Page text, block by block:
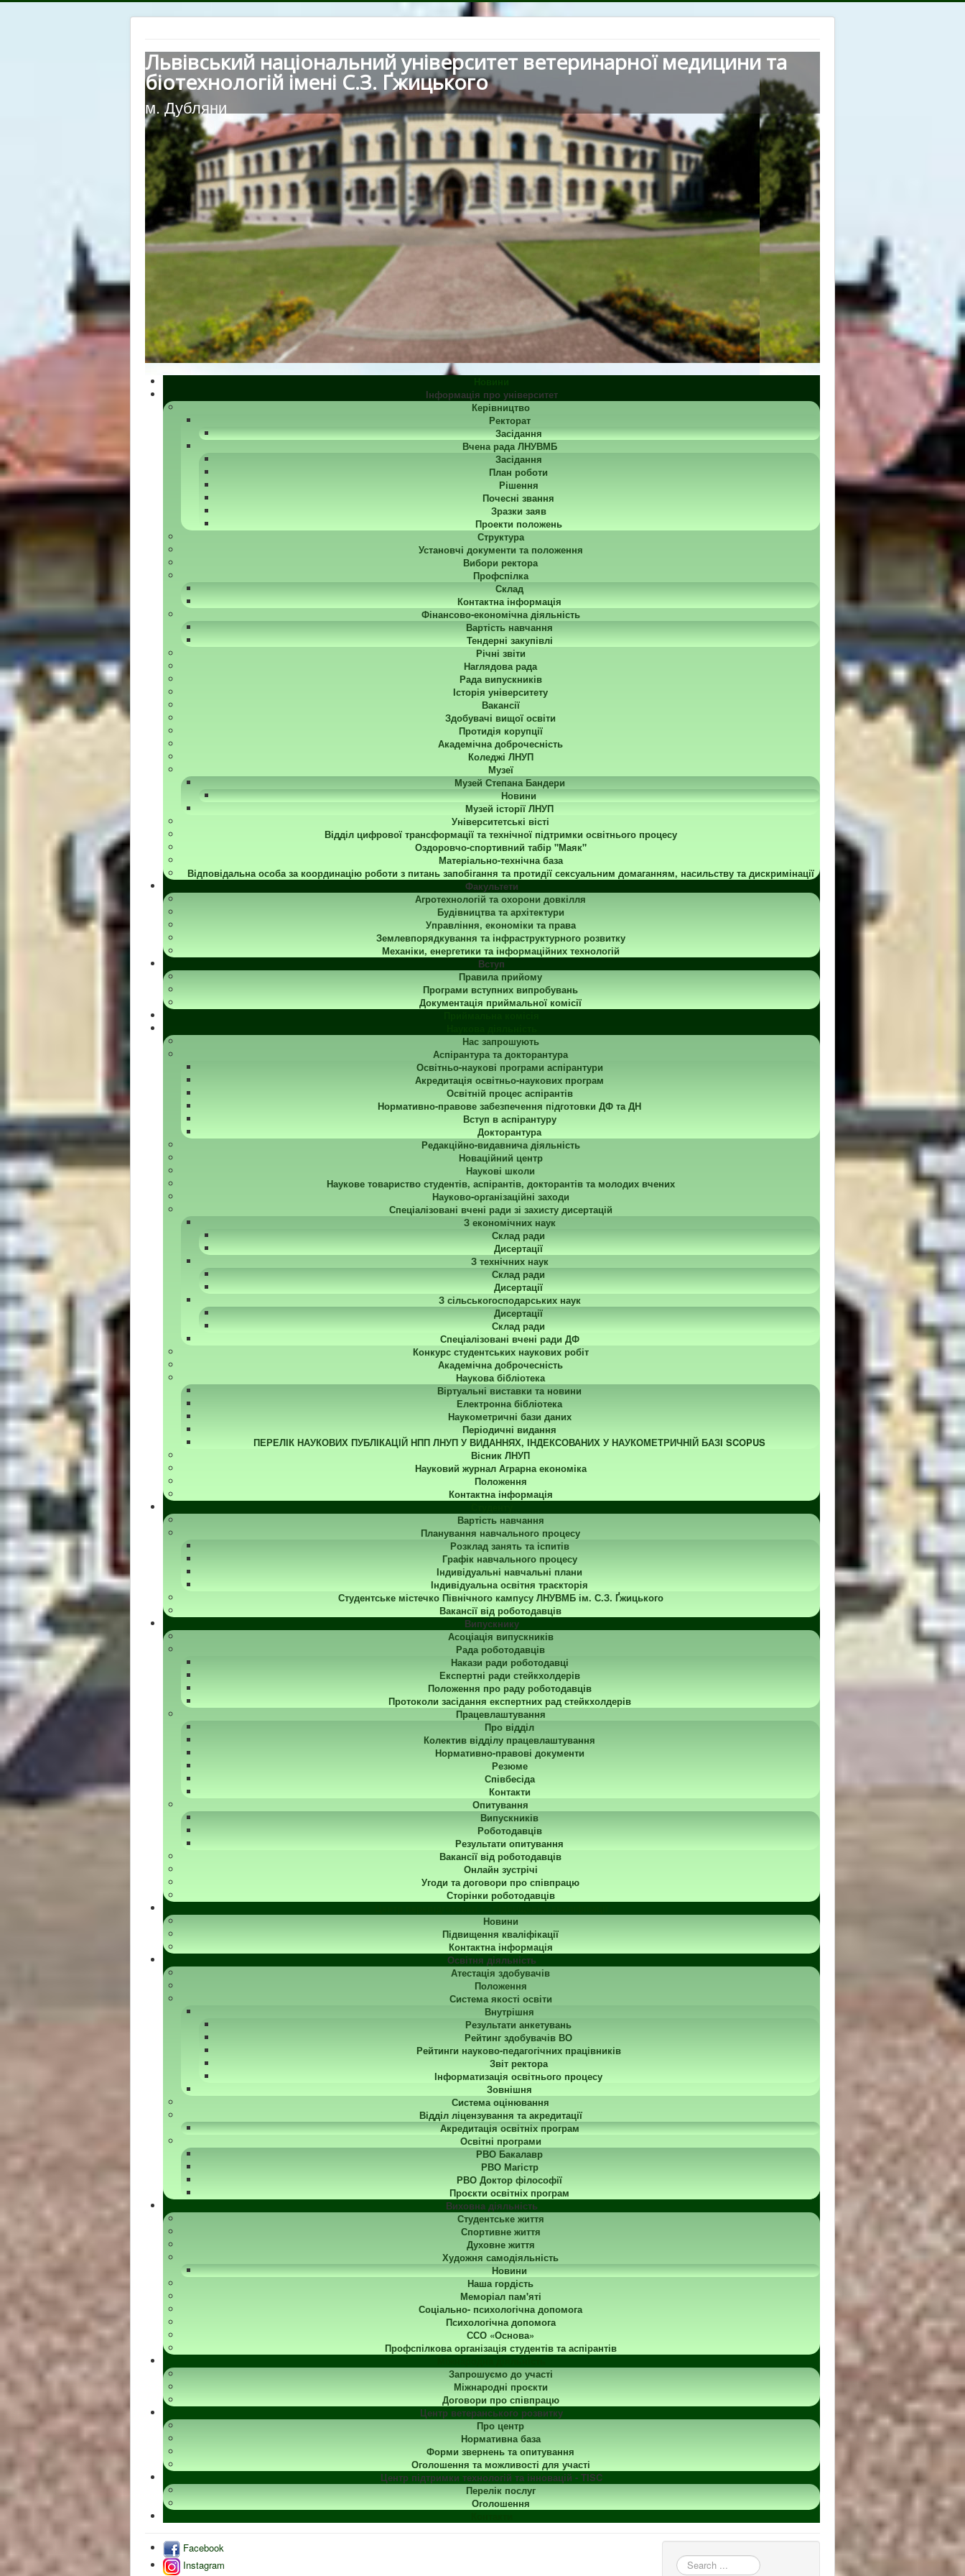
Львівський національний університет ветеринарної медицини та
біотехнологій імені С.З. Ґжицького
м. Дубляни
Інформація про університет
Керівництво
Ректорат
Засідання
Вчена рада ЛНУВМБ
Засідання
План роботи
Рішення
Почесні звання
Зразки заяв
Проекти положень
Структура
Установчі документи та положення
Вибори ректора
Профспілка
Склад
Контактна інформація
Фінансово-економічна діяльність
Вартість навчання
Тендерні закупівлі
Річні звіти
Наглядова рада
Рада випускників
Історія університету
Вакансії
Здобувачі вищої освіти
Протидія корупції
Академічна доброчесність
Коледжі ЛНУП
Музеї
Музей Степана Бандери
Новини
Музей історії ЛНУП
Університетські вісті
Відділ цифрової трансформації та технічної підтримки освітнього процесу
Оздоровчо-спортивний табір "Маяк"
Матеріально-технічна база
Відповідальна особа за координацію роботи з питань запобігання та протидії сексуальним домаганням, насильству та дискримінації
Факультети
Агротехнологій та охорони довкілля
Будівництва та архітектури
Управління, економіки та права
Землевпорядкування та інфраструктурного розвитку
Механіки, енергетики та інформаційних технологій
Вступ
Правила прийому
Програми вступних випробувань
Документація приймальної комісії
Нас запрошують
Аспірантура та докторантура
Освітньо-наукові програми аспірантури
Акредитація освітньо-наукових програм
Освітній процес аспірантів
Нормативно-правове забезпечення підготовки ДФ та ДН
Вступ в аспірантуру
Докторантура
Редакційно-видавнича діяльність
Новаційний центр
Наукові школи
Наукове товариство студентів, аспірантів, докторантів та молодих вчених
Науково-організаційні заходи
Спеціалізовані вчені ради зі захисту дисертацій
З економічних наук
Склад ради
Дисертації
З технічних наук
Склад ради
Дисертації
З сільськогосподарських наук
Дисертації
Склад ради
Спеціалізовані вчені ради ДФ
Конкурс студентських наукових робіт
Академічна доброчесність
Наукова бібліотека
Віртуальні виставки та новини
Електронна бібліотека
Наукометричні бази даних
Періодичні видання
ПЕРЕЛІК НАУКОВИХ ПУБЛІКАЦІЙ НПП ЛНУП У ВИДАННЯХ, ІНДЕКСОВАНИХ У НАУКОМЕТРИЧНІЙ БАЗІ SCOPUS
Вісник ЛНУП
Науковий журнал Аграрна економіка
Положення
Контактна інформація
Вартість навчання
Планування навчального процесу
Розклад занять та іспитів
Графік навчального процесу
Індивідуальні навчальні плани
Індивідуальна освітня траєкторія
Студентське містечко Північного кампусу ЛНУВМБ ім. С.З. Ґжицького
Вакансії від роботодавців
Випускнику
Асоціація випускників
Рада роботодавців
Накази ради роботодавці
Експертні ради стейкхолдерів
Положення про раду роботодавців
Протоколи засідання експертних рад стейкхолдерів
Працевлаштування
Про відділ
Колектив відділу працевлаштування
Нормативно-правові документи
Резюме
Співбесіда
Контакти
Опитування
Випускників
Роботодавців
Результати опитування
Вакансії від роботодавців
Онлайн зустрічі
Угоди та договори про співпрацю
Сторінки роботодавців
Новини
Підвищення кваліфікації
Контактна інформація
Освітня діяльність
Атестація здобувачів
Положення
Система якості освіти
Внутрішня
Результати анкетувань
Рейтинг здобувачів ВО
Рейтинги науково-педагогічних працівників
Звіт ректора
Інформатизація освітнього процесу
Зовнішня
Система оцінювання
Відділ ліцензування та акредитації
Акредитація освітніх програм
Освітні програми
РВО Бакалавр
РВО Магістр
РВО Доктор філософії
Проєкти освітніх програм
Виховна діяльність
Студентське життя
Спортивне життя
Духовне життя
Художня самодіяльність
Новини
Наша гордість
Меморіал пам'яті
Соціально- психологічна допомога
Психологічна допомога
ССО «Основа»
Профспілкова організація студентів та аспірантів
Запрошуємо до участі
Міжнародні проєкти
Договори про співпрацю
Центр ветеранського розвитку
Про центр
Нормативна база
Форми звернень та опитування
Оголошення та можливості для участі
Центр підтримки технологій та інновацій - TISC
Перелік послуг
Оголошення
Facebook
Instagram
пошук